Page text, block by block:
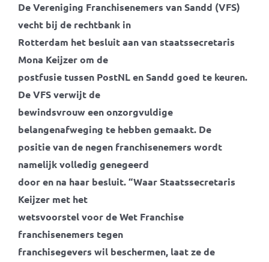
De Vereniging Franchisenemers van Sandd (VFS)
vecht bij de rechtbank in
Rotterdam het besluit aan van staatssecretaris
Mona Keijzer om de
postfusie tussen PostNL en Sandd goed te keuren.
De VFS verwijt de
bewindsvrouw een onzorgvuldige
belangenafweging te hebben gemaakt. De
positie van de negen franchisenemers wordt
namelijk volledig genegeerd
door en na haar besluit. “Waar Staatssecretaris
Keijzer met het
wetsvoorstel voor de Wet Franchise
franchisenemers tegen
franchisegevers wil beschermen, laat ze de